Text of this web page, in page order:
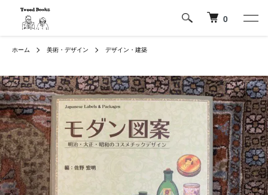
0
ホーム 美術・デザイン デザイン・建築